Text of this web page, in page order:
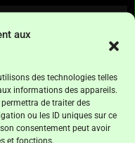
aux
des technologies telles
informations des appareils.
de traiter des
ou les ID uniques sur ce
consentement peut avoir
et fonctions.
Boewa
report N.Daly
report N.Daly